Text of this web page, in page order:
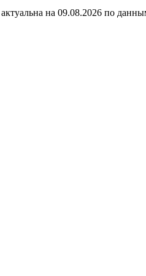
на 09.08.2026 по